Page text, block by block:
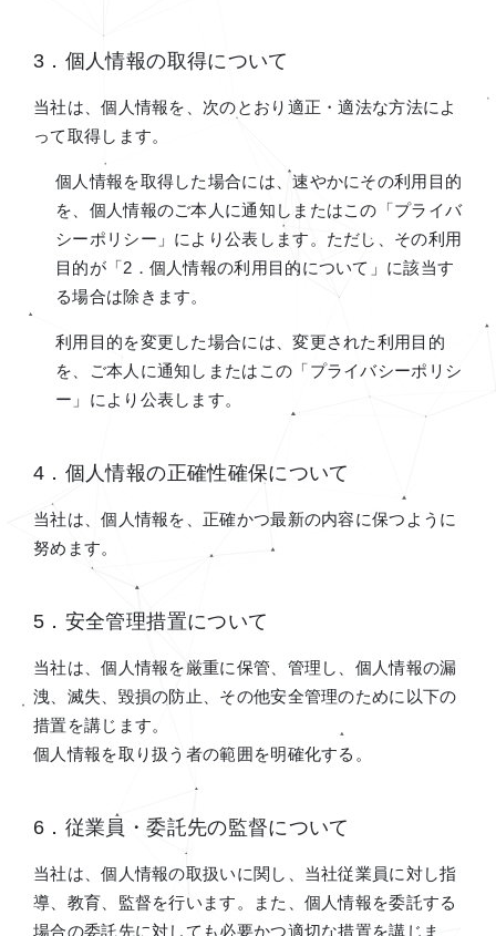
3．個人情報の取得について
当社は、個人情報を、次のとおり適正・適法な方法によ
って取得します。
個人情報を取得した場合には、速やかにその利用目的
を、個人情報のご本人に通知しまたはこの「プライバ
シーポリシー」により公表します。ただし、その利用
目的が「2．個人情報の利用目的について」に該当す
る場合は除きます。
利用目的を変更した場合には、変更された利用目的
を、ご本人に通知しまたはこの「プライバシーポリシ
ー」により公表します。
4．個人情報の正確性確保について
当社は、個人情報を、正確かつ最新の内容に保つように
努めます。
5．安全管理措置について
当社は、個人情報を厳重に保管、管理し、個人情報の漏
洩、滅失、毀損の防止、その他安全管理のために以下の
措置を講じます。
個人情報を取り扱う者の範囲を明確化する。
6．従業員・委託先の監督について
当社は、個人情報の取扱いに関し、当社従業員に対し指
導、教育、監督を行います。また、個人情報を委託する
場合の委託先に対しても必要かつ適切な措置を講じま